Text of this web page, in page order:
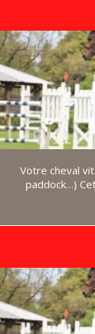
Votre cheval
paddock…) Cette pension inclut : Râteliers avec filets à